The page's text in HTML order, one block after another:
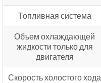
Топливная система
Объем охлаждающей
жидкости только для
двигателя
Скорость холостого хода